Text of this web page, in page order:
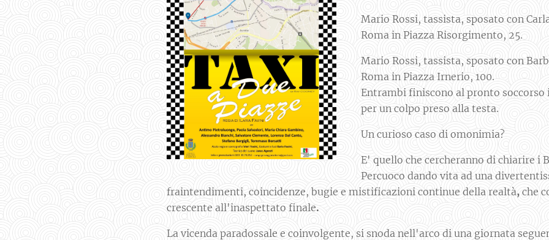
Mario Rossi, tassista, sposato con
Roma in Piazza Risorgimento, 25.
Mario Rossi, tassista, sposato con
Roma in Piazza Irnerio, 100.
Entrambi finiscono al pronto
per un colpo preso alla testa.
Un curioso caso di omonimia?
E' quello che cercheranno di chiarire i
Percuoco dando vita ad una
fraintendimenti, coincidenze, bugie e mistificazioni continue della realtà, che
crescente all'inaspettato finale.
La vicenda paradossale e coinvolgente, si snoda nell'arco di una giornata